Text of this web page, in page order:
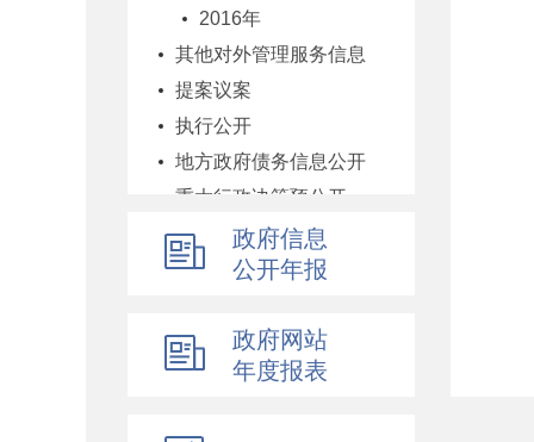
2016年
其他对外管理服务信息
提案议案
执行公开
地方政府债务信息公开
重大行政决策预公开
减税降费专栏
财政数据
行业监管
简政放权
政府信息
公开年报
政府网站
年度报表